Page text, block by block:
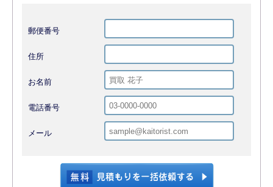
郵便番号
住所
お名前
電話番号
メール